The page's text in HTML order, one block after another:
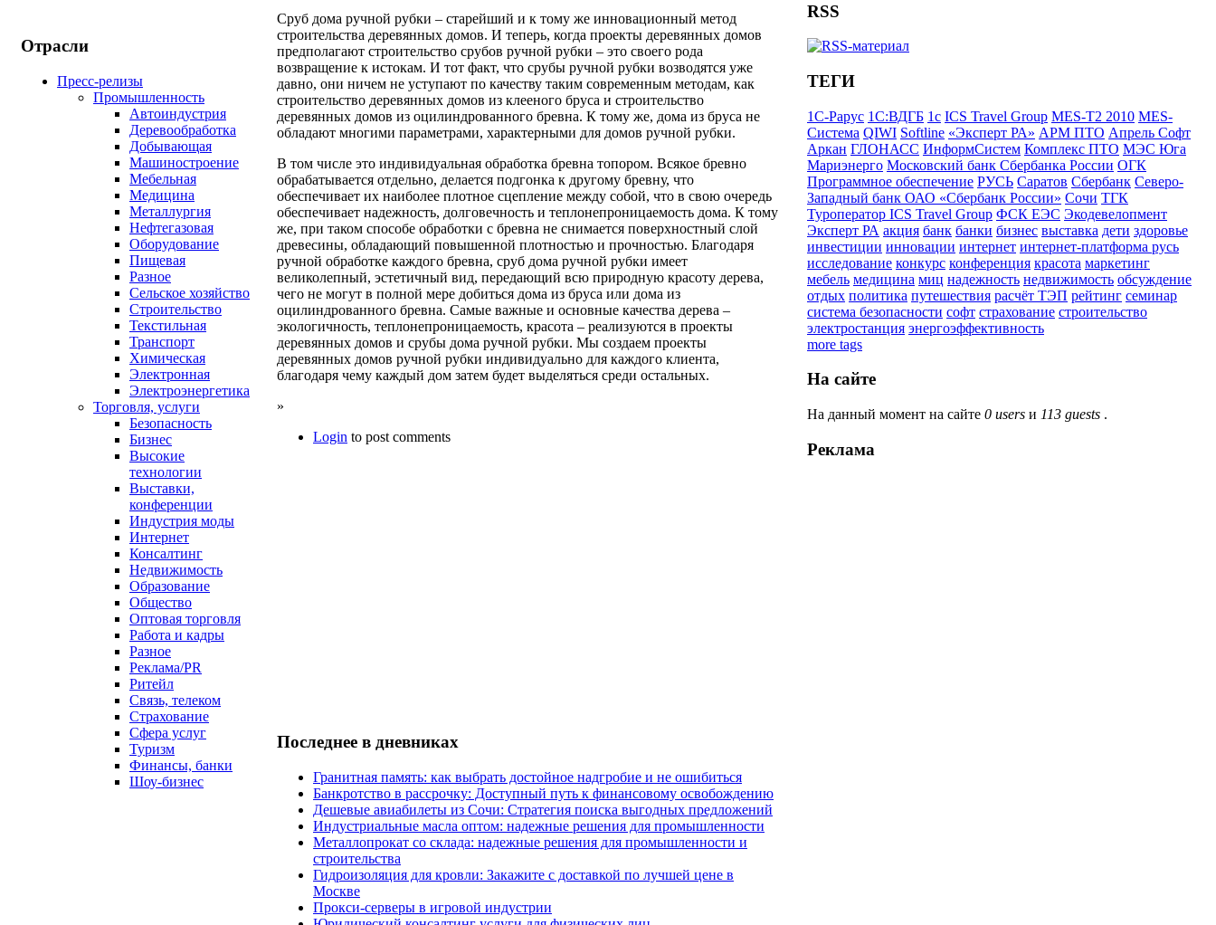
Отрасли
Пресс-релизы
Промышленность
Автоиндустрия
Деревообработка
Добывающая
Машиностроение
Мебельная
Медицина
Металлургия
Нефтегазовая
Оборудование
Пищевая
Разное
Сельское хозяйство
Строительство
Текстильная
Транспорт
Химическая
Электронная
Электроэнергетика
Торговля, услуги
Безопасность
Бизнес
Высокие
технологии
Выставки,
конференции
Индустрия моды
Интернет
Консалтинг
Недвижимость
Образование
Общество
Оптовая торговля
Работа и кадры
Разное
Реклама/PR
Ритейл
Связь, телеком
Страхование
Сфера услуг
Туризм
Финансы, банки
Шоу-бизнес
Сруб дома ручной рубки – старейший и к тому же инновационный метод
строительства деревянных домов. И теперь, когда проекты деревянных домов
предполагают строительство срубов ручной рубки – это своего рода
возвращение к истокам. И тот факт, что срубы ручной рубки возводятся уже
давно, они ничем не уступают по качеству таким современным методам, как
строительство деревянных домов из клееного бруса и строительство
деревянных домов из оцилиндрованного бревна. К тому же, дома из бруса не
обладают многими параметрами, характерными для домов ручной рубки.
В том числе это индивидуальная обработка бревна топором. Всякое бревно
обрабатывается отдельно, делается подгонка к другому бревну, что
обеспечивает их наиболее плотное сцепление между собой, что в свою очередь
обеспечивает надежность, долговечность и теплонепроницаемость дома. К тому
же, при таком способе обработки с бревна не снимается поверхностный слой
древесины, обладающий повышенной плотностью и прочностью. Благодаря
ручной обработке каждого бревна, сруб дома ручной рубки имеет
великолепный, эстетичный вид, передающий всю природную красоту дерева,
чего не могут в полной мере добиться дома из бруса или дома из
оцилиндрованного бревна. Самые важные и основные качества дерева –
экологичность, теплонепроницаемость, красота – реализуются в проекты
деревянных домов и срубы дома ручной рубки. Мы создаем проекты
деревянных домов ручной рубки индивидуально для каждого клиента,
благодаря чему каждый дом затем будет выделяться среди остальных.
»
Login to post comments
Последнее в дневниках
Гранитная память: как выбрать достойное надгробие и не ошибиться
Банкротство в рассрочку: Доступный путь к финансовому освобождению
Дешевые авиабилеты из Сочи: Стратегия поиска выгодных предложений
Индустриальные масла оптом: надежные решения для промышленности
Металлопрокат со склада: надежные решения для промышленности и
строительства
Гидроизоляция для кровли: Закажите с доставкой по лучшей цене в
Москве
Прокси-серверы в игровой индустрии
RSS
ТЕГИ
1С-Рарус 1С:ВДГБ 1с ICS Travel Group MES-T2 2010 MES-
Система QIWI Softline «Эксперт РА» АРМ ПТО Апрель Софт
Аркан ГЛОНАСС ИнформСистем Комплекс ПТО МЭС Юга
Мариэнерго Московский банк Сбербанка России ОГК
Программное обеспечение РУСЬ Саратов Сбербанк Северо-
Западный банк ОАО «Сбербанк России» Сочи ТГК
Туроператор ICS Travel Group ФСК ЕЭС Экодевелопмент
Эксперт РА акция банк банки бизнес выставка дети здоровье
инвестиции инновации интернет интернет-платформа русь
исследование конкурс конференция красота маркетинг
мебель медицина миц надежность недвижимость обсуждение
отдых политика путешествия расчёт ТЭП рейтинг семинар
система безопасности софт страхование строительство
электростанция энергоэффективность
more tags
На сайте
На данный момент на сайте 0 users и 113 guests .
Реклама